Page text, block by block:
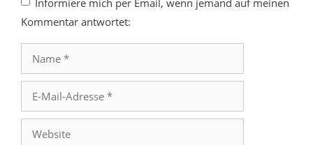
Kommentar antwortet:
Mail-
Adresse